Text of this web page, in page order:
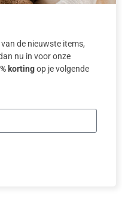
de nieuwste items,
nu in voor onze
kortingop je volgende